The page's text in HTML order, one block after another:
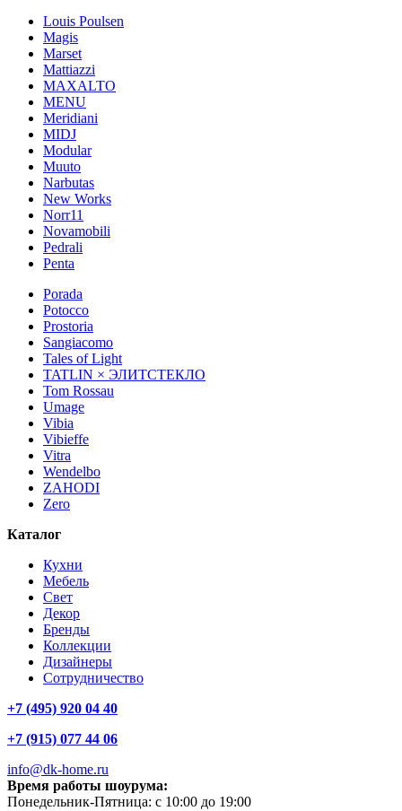
Louis Poulsen
Magis
Marset
Mattiazzi
MAXALTO
MENU
Meridiani
MIDJ
Modular
Muuto
Narbutas
New Works
Norr11
Novamobili
Pedrali
Penta
Porada
Potocco
Prostoria
Sangiacomo
Tales of Light
TATLIN × ЭЛИТСТЕКЛО
Tom Rossau
Umage
Vibia
Vibieffe
Vitra
Wendelbo
ZAHODI
Zero
Каталог
Кухни
Мебель
Свет
Декор
Бренды
Коллекции
Дизайнеры
Сотрудничество
+7 (495) 920 04 40
+7 (915) 077 44 06
info@dk-home.ru
Время работы шоурума:
Понедельник-Пятница: c 10:00 до 19:00